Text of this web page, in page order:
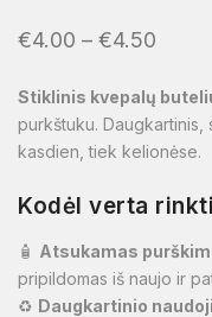
€4.00 – €4.50
Stiklinis kvepalų
purkštuku.
kasdien, tiek kelionėse.
Kodėl verta
🧴 Atsukamas
pripildomas iš naujo ir
♻️ Daugkartinio